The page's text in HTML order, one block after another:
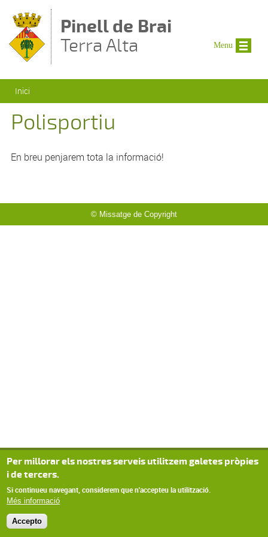
Pinell de Brai
Terra Alta
Esteu aquí
Inici
Polisportiu
En breu penjarem tota la informació!
© Missatge de Copyright
Menu
Per millorar els nostres serveis utilitzem galetes pròpies
i de tercers.
Si continueu navegant, considerem que n'accepteu la utilització.
Més informació
Accepto